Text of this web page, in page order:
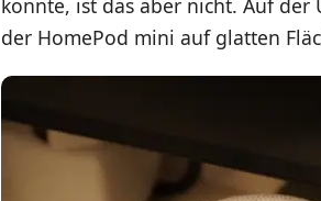
konnte, ist das aber nicht. Auf der
der HomePod mini auf glatten